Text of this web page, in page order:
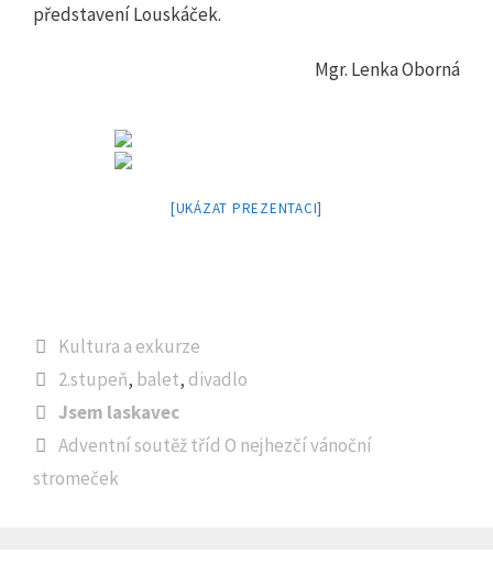
představení Louskáček.
Mgr. Lenka Oborná
[UKÁZAT PREZENTACI]
Rubriky
Kultura a exkurze
Štítky
2.stupeň, balet, divadlo
Jsem laskavec
Adventní soutěž tříd O nejhezčí vánoční
stromeček